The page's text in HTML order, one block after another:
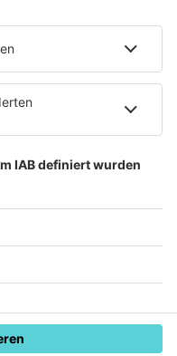
deutsche
Eine Marke der
& Co. KG